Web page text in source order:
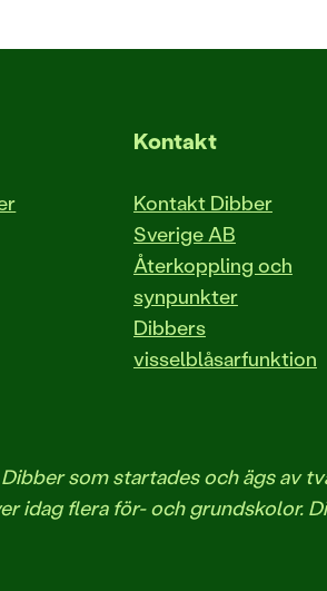
Kontakt
Kontakt Dibber
Sverige AB
Återkoppling och
synpunkter
Dibbers
visselblåsarfunktion
som startades och ägs av
idag flera för- och grundskolor.